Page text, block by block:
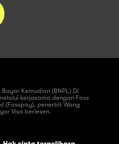
Kemudian (BNPL) Di
kerjasama dengan Fass
(Fasspay), penerbit Wang
Visa berlesen.